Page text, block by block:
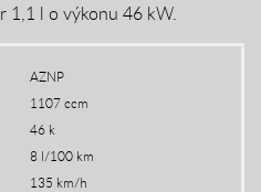
AZNP
1107 ccm
46 k
8 l/100 km
135 km/h
1,1 l o výkonu 46 kW.